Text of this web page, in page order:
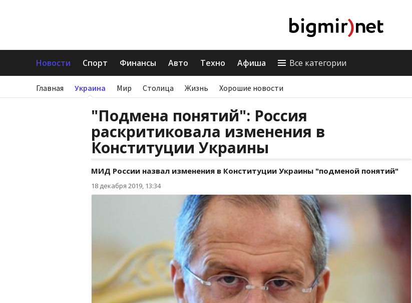
Новости Спорт Финансы Авто Техно Афиша Все категории
Главная Украина Мир Столица Жизнь Хорошие новости
"Подмена понятий": Россия
раскритиковала изменения в
Конституции Украины
МИД России назвал изменения в Конституции Украины "подменой понятий"
18 декабря 2019, 13:34